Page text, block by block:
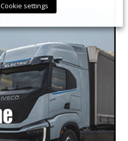
Cookie settings